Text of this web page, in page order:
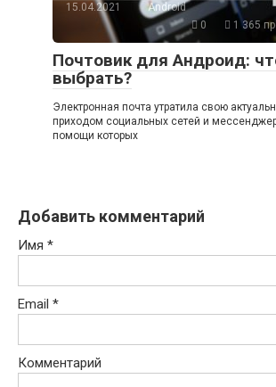
15.04.2021
Android
0
1 365
Почтовик для Андроид:
выбрать?
Электронная почта утратила свою
приходом социальных сетей и
помощи которых
Добавить комментарий
Имя *
Email *
Комментарий